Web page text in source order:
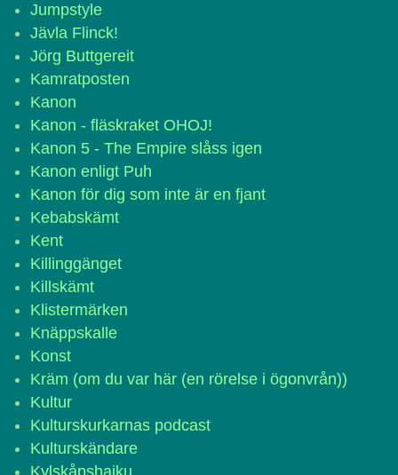
Jumpstyle
Jävla Flinck!
Jörg Buttgereit
Kamratposten
Kanon
Kanon - fläskraket OHOJ!
Kanon 5 - The Empire slåss igen
Kanon enligt Puh
Kanon för dig som inte är en fjant
Kebabskämt
Kent
Killinggänget
Killskämt
Klistermärken
Knäppskalle
Konst
Kräm (om du var här (en rörelse i ögonvrån))
Kultur
Kulturskurkarnas podcast
Kulturskändare
Kylskåpshaiku